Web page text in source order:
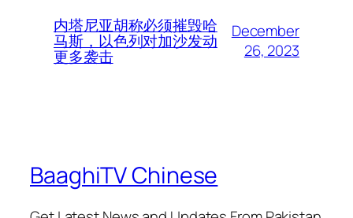
内塔尼亚胡称必须摧毁哈
马斯，以色列对加沙发动
更多袭击
December
26, 2023
BaaghiTV Chinese